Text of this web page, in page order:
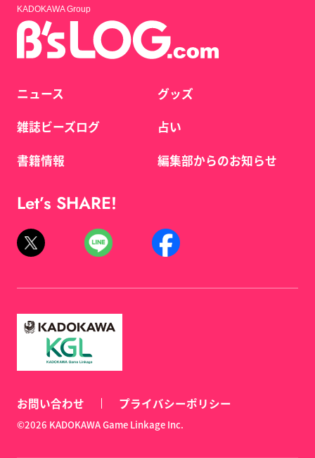
KADOKAWA Group
ニュース
雑誌ビーズログ
書籍情報
グッズ
占い
編集部からのお知らせ
Let’s SHARE!
お問い合わせ プライバシーポリシー
©2026 KADOKAWA Game Linkage Inc.